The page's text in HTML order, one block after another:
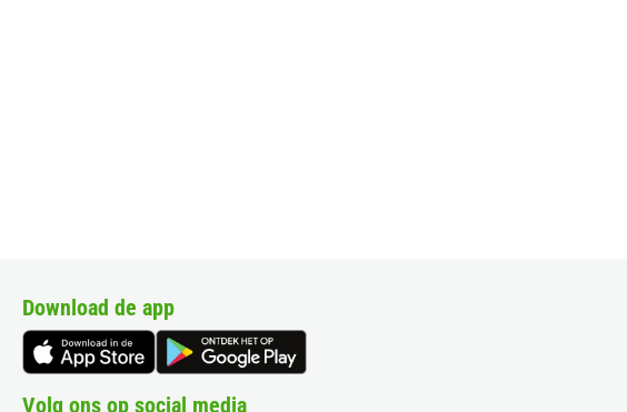
Download de app
Volg ons op social media